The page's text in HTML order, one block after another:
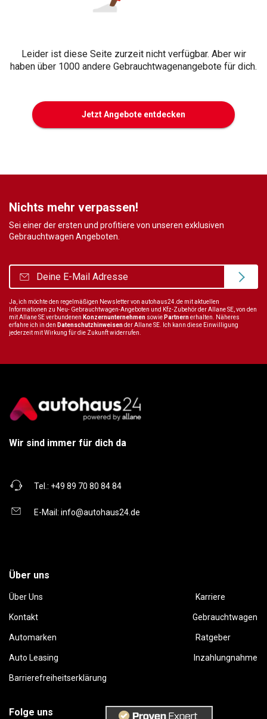
Leider ist diese Seite zurzeit nicht verfügbar. Aber wir
haben über 1000 andere Gebrauchtwagenangebote für dich.
Jetzt Angebote entdecken
Nichts mehr verpassen!
Sei einer der ersten und profitiere von unseren exklusiven
Gebrauchtwagen Angeboten.
Ja, ich möchte den regelmäßigen Newsletter von autohaus24.de mit aktuellen
Informationen zu Neu- Gebrauchtwagen-Angeboten und Kfz-Zubehör der Allane SE, von den
mit Allane SE verbundenen Konzernunternehmen sowie Partnernerhalten. Näheres
erfahre ich in den Datenschutzhinweisender Allane SE. Ich kann diese Einwilligung
jederzeit mit Wirkung für die Zukunft widerrufen.
Wir sind immer für dich da
Tel.: +49 89 70 80 84 84
E-Mail: info@autohaus24.de
Über uns
Über Uns Karriere
Kontakt Gebrauchtwagen
Automarken Ratgeber
Auto Leasing Inzahlungnahme
Barrierefreiheitserklärung
Folge uns